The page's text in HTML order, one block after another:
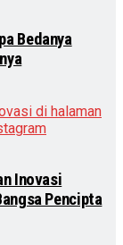
Bedanya
Inovasi
Pencipta